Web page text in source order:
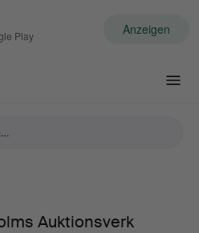
Play Anzeigen
Auktionsverk